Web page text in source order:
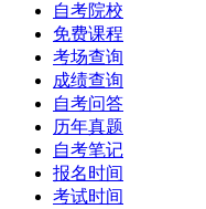
自考院校
免费课程
考场查询
成绩查询
自考问答
历年真题
自考笔记
报名时间
考试时间